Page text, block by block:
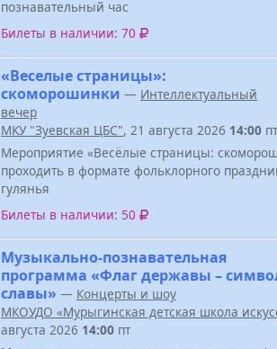
познавательный час
Билеты в наличии: 70
«Веселые страницы»:
скоморошинки — Интеллектуальный
вечер
МКУ "Зуевская ЦБС", 21 августа 2026 14:00 пт
Мероприятие «Весёлые страницы:
проходить в формате фольклорного
гулянья
Билеты в наличии: 50
Музыкально-познавательная
программа «Флаг державы –
славы» — Концерты и шоу
МКОУДО «Мурыгинская детская школа
августа 2026 14:00 пт